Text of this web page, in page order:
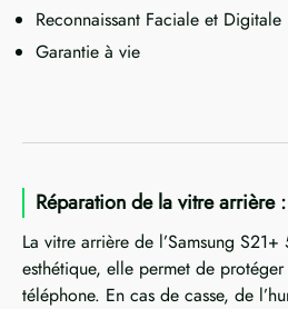
Reconnaissant Faciale et
Garantie à vie
Réparation de la vitre arrière :
La vitre arrière de l’Samsung S21+
esthétique, elle permet de
téléphone. En cas de casse, de